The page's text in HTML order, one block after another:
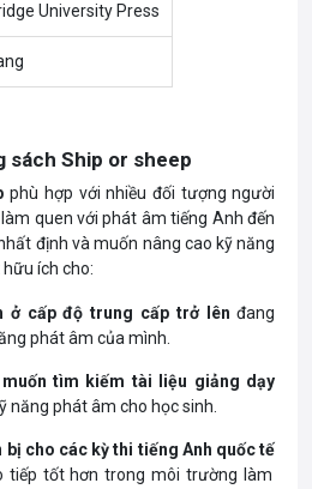
University Press
sách Ship or sheep
phù hợp với nhiều đối tượng người
quen với phát âm tiếng Anh đến
định và muốn nâng cao kỹ năng
ích cho:
ở cấp độ trung cấp trở lênđang
phát âm của mình.
tìm kiếm tài liệu giảng dạy
năng phát âm cho học sinh.
bị cho các kỳ thi tiếng Anh quốc tế
tiếp tốt hơn trong môi trường làm